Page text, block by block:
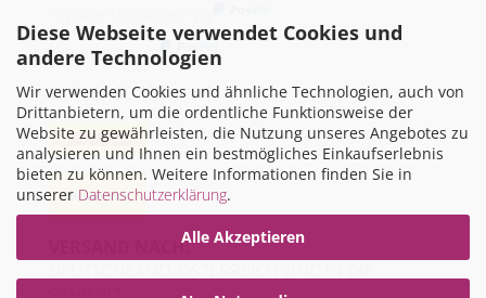
Diese Webseite verwendet Cookies und
andere Technologien
Wir verwenden Cookies und ähnliche Technologien, auch von
Drittanbietern, um die ordentliche Funktionsweise der
Website zu gewährleisten, die Nutzung unseres Angebotes zu
analysieren und Ihnen ein bestmögliches Einkaufserlebnis
bieten zu können. Weitere Informationen finden Sie in
unserer Datenschutzerklärung.
Alle Akzeptieren
Kreditkarte via
WIR VERSENDEN MIT
VERSAND NACH: